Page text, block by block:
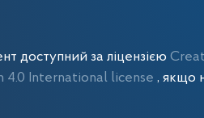
доступний за ліцензією
International license, якщо